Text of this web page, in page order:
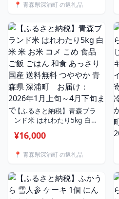
📍 青森県深浦町 の返礼品
【ふるさと納税】青森ブラ
ンド米 はれわたり5kg 白米
ごはん 和食 あっさり 国産
深浦町 お届け：2026年1
¥16,000
📍 青森県深浦町 の返礼品